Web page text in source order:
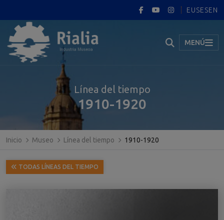
EUSESEN
MENÚ
Línea del tiempo
1910-1920
Inicio Museo Línea del tiempo 1910-1920
TODAS LÍNEAS DEL TIEMPO